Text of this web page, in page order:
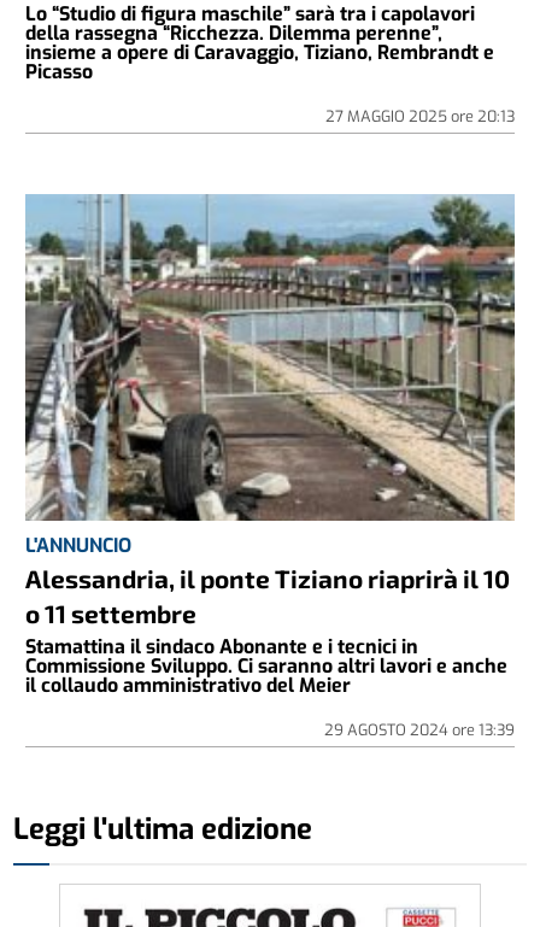
Lo “Studio di figura maschile” sarà tra i capolavori
della rassegna “Ricchezza. Dilemma perenne”,
insieme a opere di Caravaggio, Tiziano, Rembrandt e
Picasso
27 MAGGIO 2025ore 20:13
L'ANNUNCIO
Alessandria, il ponte Tiziano riaprirà il 10
o 11 settembre
Stamattina il sindaco Abonante e i tecnici in
Commissione Sviluppo. Ci saranno altri lavori e anche
il collaudo amministrativo del Meier
29 AGOSTO 2024ore 13:39
Leggi l'ultima edizione